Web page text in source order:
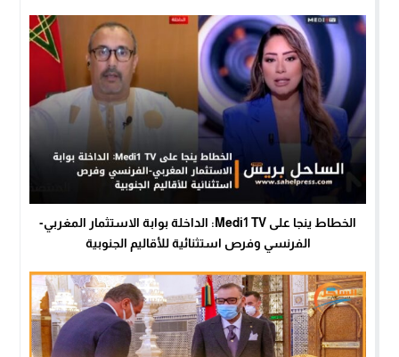
الخطاط ينجا على Medi1 TV: الداخلة بوابة الاستثمار المغربي-
الفرنسي وفرص استثنائية للأقاليم الجنوبية